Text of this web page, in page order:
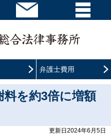
弁護士費用
料を約3倍に増額
更新日2024年6月5日